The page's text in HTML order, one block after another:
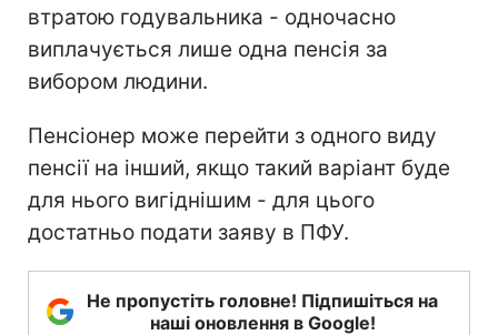
втратою годувальника - одночасно
виплачується лише одна пенсія за
вибором людини.
Пенсіонер може перейти з одного виду
пенсії на інший, якщо такий варіант буде
для нього вигіднішим - для цього
достатньо подати заяву в ПФУ.
Не пропустіть головне! Підпишіться на
наші оновлення в Google!